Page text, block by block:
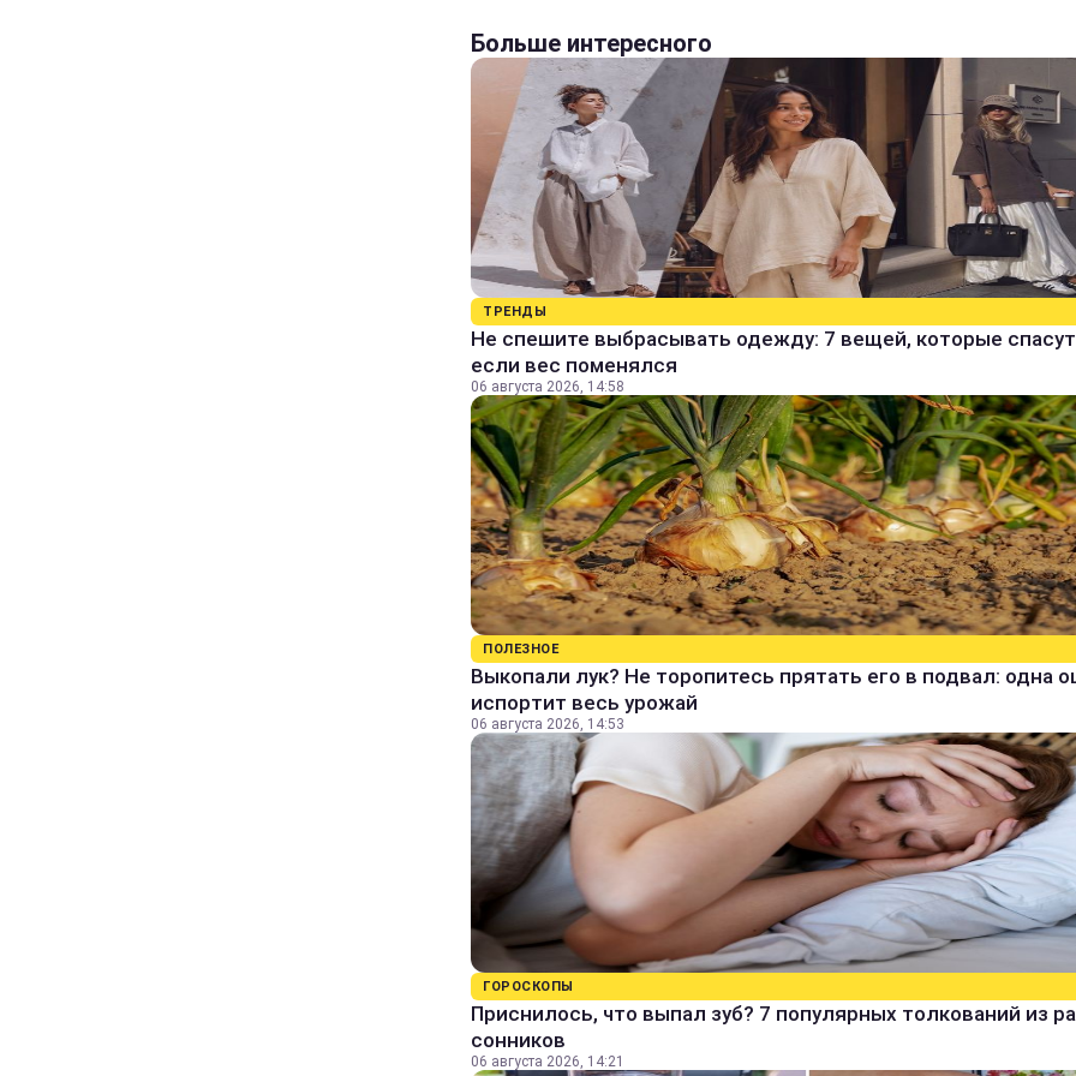
Больше интересного
ТРЕНДЫ
Не спешите выбрасывать одежду: 7 вещей, которые
если вес поменялся
06 августа 2026, 14:58
ПОЛЕЗНОЕ
Выкопали лук? Не торопитесь прятать его в подвал: одна
испортит весь урожай
06 августа 2026, 14:53
ГОРОСКОПЫ
Приснилось, что выпал зуб? 7 популярных толкований из
сонников
06 августа 2026, 14:21